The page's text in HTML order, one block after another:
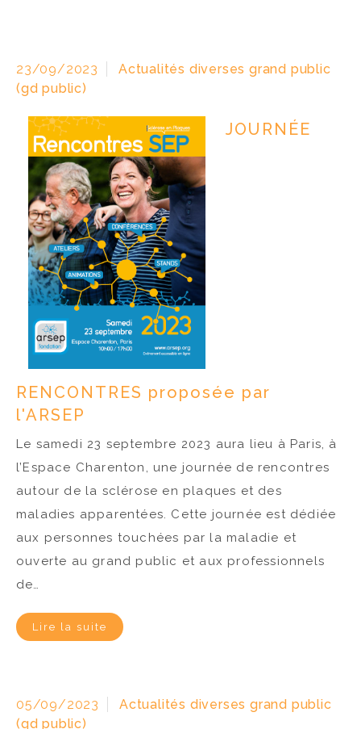
23/09/2023
Actualités diverses grand public
(gd public)
JOURNÉE
RENCONTRES proposée par
l'ARSEP
Le samedi 23 septembre 2023 aura lieu à Paris, à
l’Espace Charenton, une journée de rencontres
autour de la sclérose en plaques et des
maladies apparentées. Cette journée est dédiée
aux personnes touchées par la maladie et
ouverte au grand public et aux professionnels
de…
Lire la suite
05/09/2023
Actualités diverses grand public
(gd public)